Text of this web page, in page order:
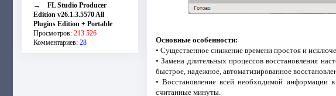
→ FL Studio Producer
Edition v26.1.3.5570 All
Plugins Edition + Portable
Просмотров: 213 526
Комментариев: 28
Основные особенности:
• Существенное снижение времени простоя и
• Замена длительных процессов восстановления
быстрое, надежное, автоматизированное
• Восстановление всей необходимой
считанные минуты.